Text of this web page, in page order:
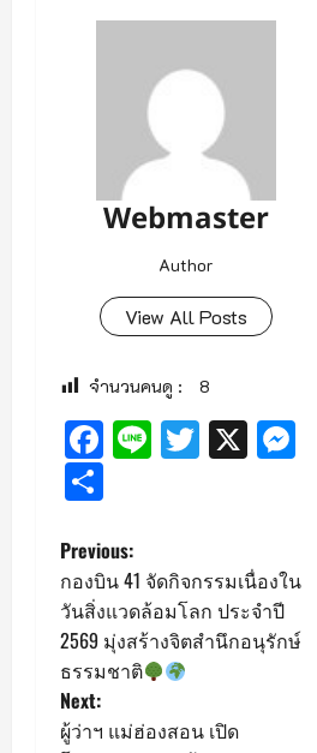
Webmaster
Author
View All Posts
จำนวนคนดู : 8
Facebook
LineTwitter
X
P
o
s
t
Previous:
กองบิน 41 จัดกิจกรรมเนื่องใน
วันสิ่งแวดล้อมโลก ประจำปี
2569 มุ่งสร้างจิตสำนึกอนุรักษ์
ธรรมชาติ
Next:
ผู้ว่าฯ แม่ฮ่องสอน เปิด